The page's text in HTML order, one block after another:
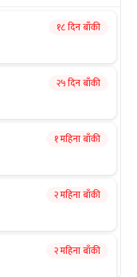
१८ दिन बाँकी
२५ दिन बाँकी
१ महिना बाँकी
२ महिना बाँकी
२ महिना बाँकी